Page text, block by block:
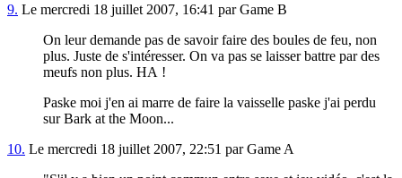
9. Le mercredi 18 juillet 2007, 16:41 par Game B
On leur demande pas de savoir faire des boules de feu, non
plus. Juste de s'intéresser. On va pas se laisser battre par des
meufs non plus. HA !
Paske moi j'en ai marre de faire la vaisselle paske j'ai perdu
sur Bark at the Moon...
10. Le mercredi 18 juillet 2007, 22:51 par Game A